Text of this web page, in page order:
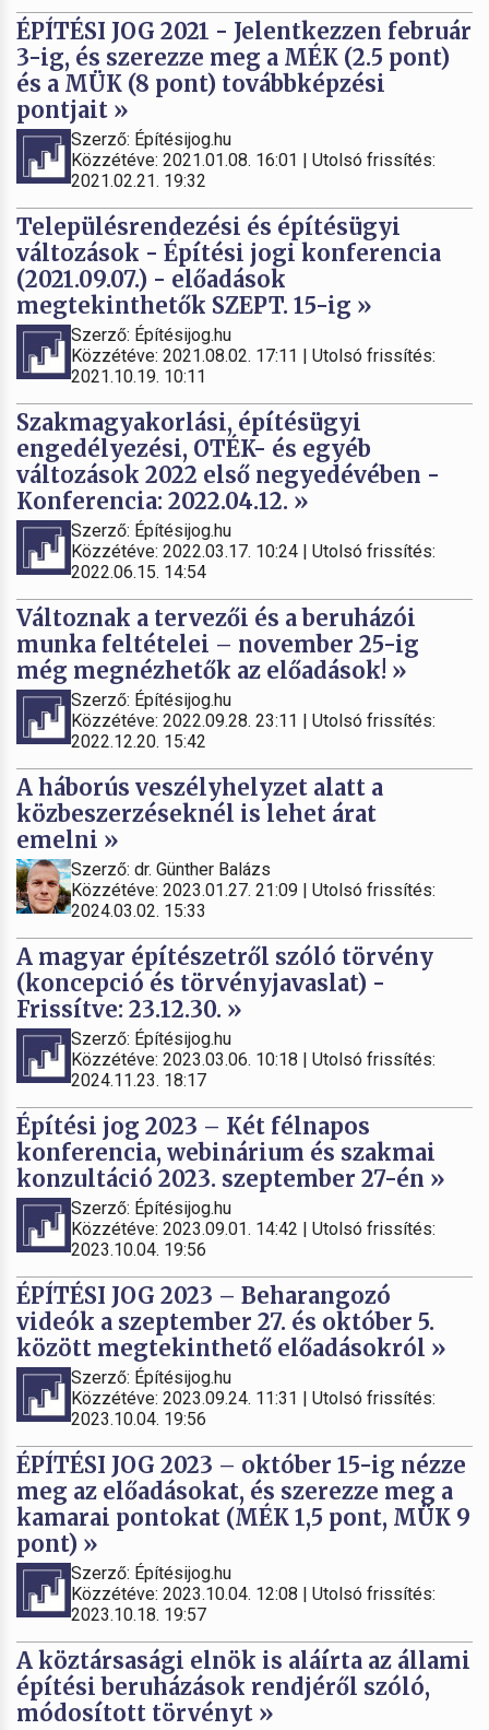
ÉPÍTÉSI JOG 2021 - Jelentkezzen február
3-ig, és szerezze meg a MÉK (2.5 pont)
és a MÜK (8 pont) továbbképzési
pontjait »
Szerző: Építésijog.hu
Közzétéve: 2021.01.08. 16:01 | Utolsó frissítés:
2021.02.21. 19:32
Településrendezési és építésügyi
változások - Építési jogi konferencia
(2021.09.07.) - előadások
megtekinthetők SZEPT. 15-ig »
Szerző: Építésijog.hu
Közzétéve: 2021.08.02. 17:11 | Utolsó frissítés:
2021.10.19. 10:11
Szakmagyakorlási, építésügyi
engedélyezési, OTÉK- és egyéb
változások 2022 első negyedévében -
Konferencia: 2022.04.12. »
Szerző: Építésijog.hu
Közzétéve: 2022.03.17. 10:24 | Utolsó frissítés:
2022.06.15. 14:54
Változnak a tervezői és a beruházói
munka feltételei – november 25-ig
még megnézhetők az előadások! »
Szerző: Építésijog.hu
Közzétéve: 2022.09.28. 23:11 | Utolsó frissítés:
2022.12.20. 15:42
A háborús veszélyhelyzet alatt a
közbeszerzéseknél is lehet árat
emelni »
Szerző: dr. Günther Balázs
Közzétéve: 2023.01.27. 21:09 | Utolsó frissítés:
2024.03.02. 15:33
A magyar építészetről szóló törvény
(koncepció és törvényjavaslat) -
Frissítve: 23.12.30. »
Szerző: Építésijog.hu
Közzétéve: 2023.03.06. 10:18 | Utolsó frissítés:
2024.11.23. 18:17
Építési jog 2023 – Két félnapos
konferencia, webinárium és szakmai
konzultáció 2023. szeptember 27-én »
Szerző: Építésijog.hu
Közzétéve: 2023.09.01. 14:42 | Utolsó frissítés:
2023.10.04. 19:56
ÉPÍTÉSI JOG 2023 – Beharangozó
videók a szeptember 27. és október 5.
között megtekinthető előadásokról »
Szerző: Építésijog.hu
Közzétéve: 2023.09.24. 11:31 | Utolsó frissítés:
2023.10.04. 19:56
ÉPÍTÉSI JOG 2023 – október 15-ig nézze
meg az előadásokat, és szerezze meg a
kamarai pontokat (MÉK 1,5 pont, MÜK 9
pont) »
Szerző: Építésijog.hu
Közzétéve: 2023.10.04. 12:08 | Utolsó frissítés:
2023.10.18. 19:57
A köztársasági elnök is aláírta az állami
építési beruházások rendjéről szóló,
módosított törvényt »